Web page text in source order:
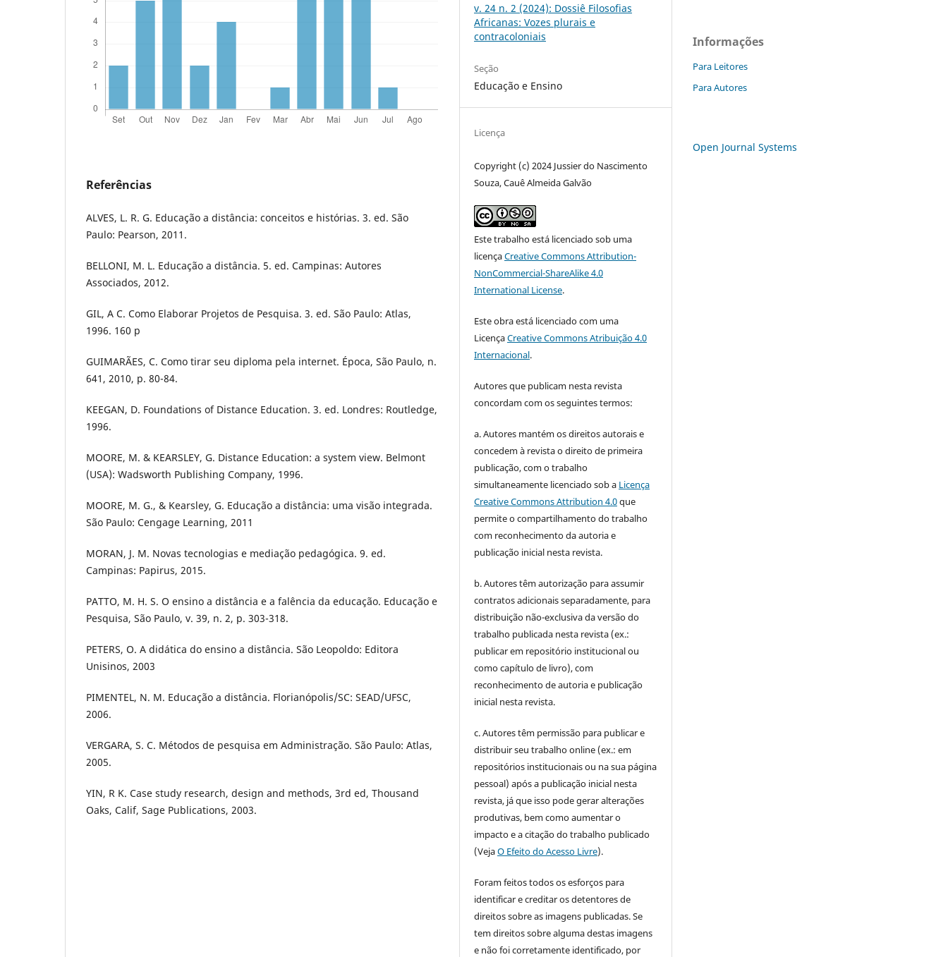
Referências
ALVES, L. R. G. Educação a distância: conceitos e histórias. 3. ed. São
Paulo: Pearson, 2011.
BELLONI, M. L. Educação a distância. 5. ed. Campinas: Autores
Associados, 2012.
GIL, A C. Como Elaborar Projetos de Pesquisa. 3. ed. São Paulo: Atlas,
1996. 160 p
GUIMARÃES, C. Como tirar seu diploma pela internet. Época, São Paulo, n.
641, 2010, p. 80-84.
KEEGAN, D. Foundations of Distance Education. 3. ed. Londres: Routledge,
1996.
MOORE, M. & KEARSLEY, G. Distance Education: a system view. Belmont
(USA): Wadsworth Publishing Company, 1996.
MOORE, M. G., & Kearsley, G. Educação a distância: uma visão integrada.
São Paulo: Cengage Learning, 2011
MORAN, J. M. Novas tecnologias e mediação pedagógica. 9. ed.
Campinas: Papirus, 2015.
PATTO, M. H. S. O ensino a distância e a falência da educação. Educação e
Pesquisa, São Paulo, v. 39, n. 2, p. 303-318.
PETERS, O. A didática do ensino a distância. São Leopoldo: Editora
Unisinos, 2003
PIMENTEL, N. M. Educação a distância. Florianópolis/SC: SEAD/UFSC,
2006.
VERGARA, S. C. Métodos de pesquisa em Administração. São Paulo: Atlas,
2005.
YIN, R K. Case study research, design and methods, 3rd ed, Thousand
Oaks, Calif, Sage Publications, 2003.
v. 24 n. 2 (2024): Dossiê Filosofias
Africanas: Vozes plurais e
contracoloniais
Seção
Educação e Ensino
Licença
Copyright (c) 2024 Jussier do Nascimento
Souza, Cauê Almeida Galvão
Este trabalho está licenciado sob uma
licençaCreative Commons Attribution-
NonCommercial-ShareAlike 4.0
International License.
Este obra está licenciado com uma
LicençaCreative Commons Atribuição 4.0
Internacional.
Autores que publicam nesta revista
concordam com os seguintes termos:
a. Autores mantém os direitos autorais e
concedem à revista o direito de primeira
publicação, com o trabalho
simultaneamente licenciado sob a Licença
Creative Commons Attribution 4.0que
permite o compartilhamento do trabalho
com reconhecimento da autoria e
publicação inicial nesta revista.
b. Autores têm autorização para assumir
contratos adicionais separadamente, para
distribuição não-exclusiva da versão do
trabalho publicada nesta revista (ex.:
publicar em repositório institucional ou
como capítulo de livro), com
reconhecimento de autoria e publicação
inicial nesta revista.
c. Autores têm permissão para publicar e
distribuir seu trabalho online (ex.: em
repositórios institucionais ou na sua página
pessoal) após a publicação inicial nesta
revista, já que isso pode gerar alterações
produtivas, bem como aumentar o
impacto e a citação do trabalho publicado
(VejaO Efeito do Acesso Livre).
Foram feitos todos os esforços para
identificar e creditar os detentores de
direitos sobre as imagens publicadas. Se
tem direitos sobre alguma destas imagens
e não foi corretamente identificado, por
Informações
Para Leitores
Para Autores
Open Journal Systems